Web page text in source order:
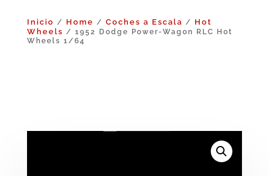
Inicio / Home / Coches a Escala / Hot
Wheels / 1952 Dodge Power-Wagon RLC Hot
Wheels 1/64